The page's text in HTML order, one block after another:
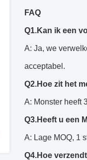
FAQ
Q1.Kan ik een
A: Ja, we
acceptabel.
Q2.Hoe zit het
A: Monster heeft
Q3.Heeft u een
A: Lage MOQ, 1
Q4.Hoe